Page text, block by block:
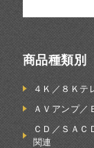
商品種類別
４Ｋ／８Ｋテ
ＡＶアンプ／
ＣＤ／ＳＡＣ
関連